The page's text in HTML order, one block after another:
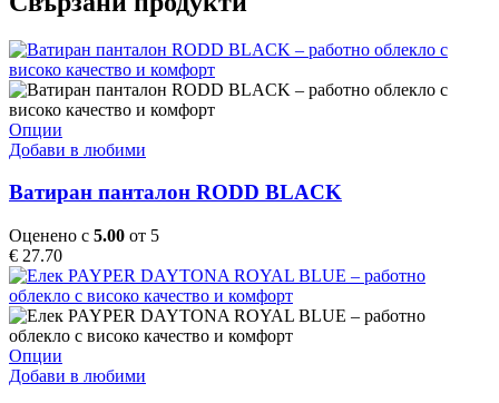
Опции
product
multiple
variants.
The
options
may
be
chosen
on
product
page
Добави в любими
Ватиран панталон RODD BLACK
Оценено с 5.00 от 5
€ 27.70
Опции
product
Добави в любими